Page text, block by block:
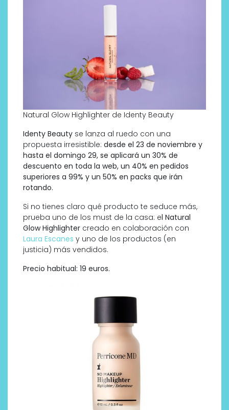
Natural Glow Highlighter de Identy Beauty
Identy Beauty se lanza al ruedo con una
propuesta irresistible: desde el 23 de noviembre y
hasta el domingo 29, se aplicará un 30% de
descuento en toda la web, un 40% en pedidos
superiores a 99% y un 50% en packs que irán
rotando.
Si no tienes claro qué producto te seduce más,
prueba uno de los must de la casa: el Natural
Glow Highlighter creado en colaboración con
Laura Escanes y uno de los productos (en
justicia) más vendidos.
Precio habitual: 19 euros.